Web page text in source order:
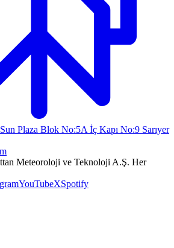
Plaza Blok No:5A İç Kapı No:9 Sarıyer
Meteoroloji ve Teknoloji A.Ş. Her
YouTubeXSpotify